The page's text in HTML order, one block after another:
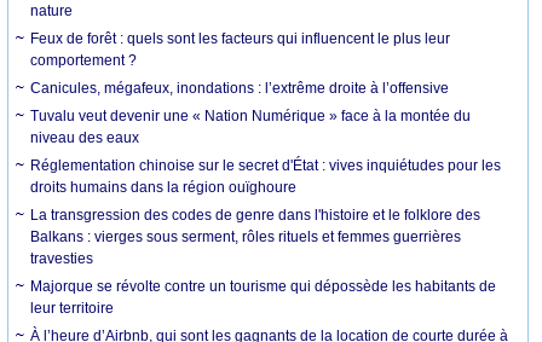
nature
Feux de forêt : quels sont les facteurs qui influencent le plus leur
comportement ?
Canicules, mégafeux, inondations : l’extrême droite à l’offensive
Tuvalu veut devenir une « Nation Numérique » face à la montée du
niveau des eaux
Réglementation chinoise sur le secret d'État : vives inquiétudes pour les
droits humains dans la région ouïghoure
La transgression des codes de genre dans l'histoire et le folklore des
Balkans : vierges sous serment, rôles rituels et femmes guerrières
travesties
Majorque se révolte contre un tourisme qui dépossède les habitants de
leur territoire
À l’heure d’Airbnb, qui sont les gagnants de la location de courte durée à